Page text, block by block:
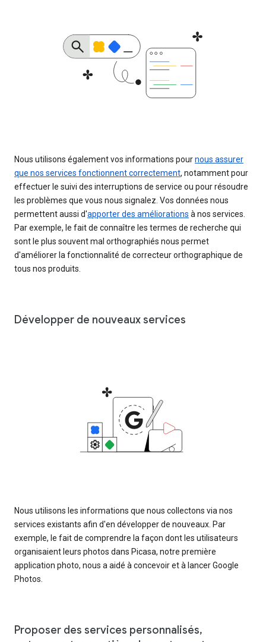
Nous utilisons également vos informations pournous assurer
que nos services fonctionnent correctement, notamment pour
effectuer le suivi des interruptions de service ou pour résoudre
les problèmes que vous nous signalez. Vos données nous
permettent aussi d'apporter des améliorations à nos services.
Par exemple, le fait de connaître les termes de recherche qui
sont le plus souvent mal orthographiés nous permet
d'améliorer la fonctionnalité de correcteur orthographique de
tous nos produits.
Développer de nouveaux services
Nous utilisons les informations que nous collectons via nos
services existants afin d'en développer de nouveaux. Par
exemple, le fait de comprendre la façon dont les utilisateurs
organisaient leurs photos dans Picasa, notre première
application photo, nous a aidé à concevoir et à lancer Google
Photos.
Proposer des services personnalisés,